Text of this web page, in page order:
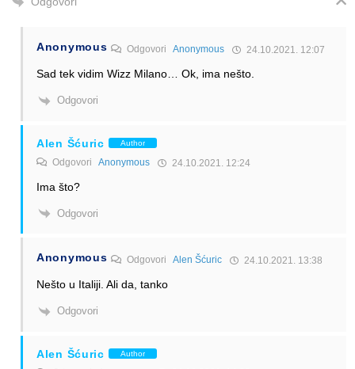
Anonymous OdgovoriAnonymous 24.10.2021. 12:07
Sad tek vidim Wizz Milano… Ok, ima nešto.
Odgovori
Alen Šćuric Author
Odgovori Anonymous 24.10.2021. 12:24
Ima što?
Odgovori
Anonymous OdgovoriAlen Šćuric 24.10.2021. 13:38
Nešto u Italiji. Ali da, tanko
Odgovori
Alen Šćuric Author